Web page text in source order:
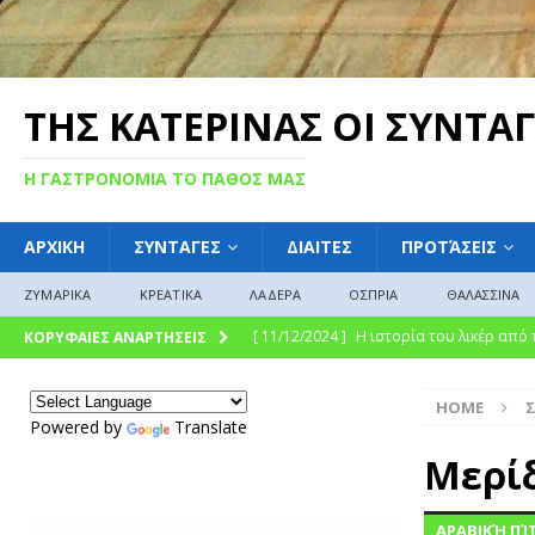
ΤΗΣ ΚΑΤΕΡΙΝΑΣ ΟΙ
Η ΓΑΣΤΡΟΝΟΜΙΑ ΤΟ ΠΑΘΟΣ ΜΑΣ
ΑΡΧΙΚΗ ΣΥΝΤΑΓΕΣ ΔΙΑΙΤΕΣ ΠΡΟΤΆΣΕΙΣ
ΖΥΜΑΡΙΚΑ ΚΡΕΑΤΙΚΑ ΛΑΔΕΡΑ ΟΣΠΡΙΑ ΘΑΛΑΣΣΙΝΑ
ΚΟΡΥΦΑΙΕΣ ΑΝΑΡΤΗΣΕΙΣ [ 11/12/2024 ] Η ιστορία του λικέρ από
σύγχρονη γαστρονομική απόλαυση
Γλυκό του κουταλιού :
HOME
ΑΡΑΒΙΚΉ
Powered by Translate